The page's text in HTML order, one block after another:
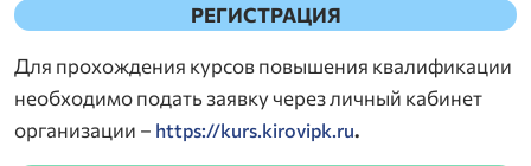
РЕГИСТРАЦИЯ
Для прохождения курсов повышения квалификации
необходимо подать заявку через личный кабинет
организации – https://kurs.kirovipk.ru.